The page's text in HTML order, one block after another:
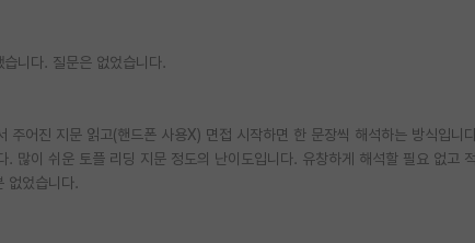
니다. 질문은 없었습니다.
주어진 지문 읽고(핸드폰 사용X) 면접 시작하면 한 문장씩 해석하는 방식입니
. 많이 쉬운 토플 리딩 지문 정도의 난이도입니다. 유창하게 해석할 필요 없고
없었습니다.